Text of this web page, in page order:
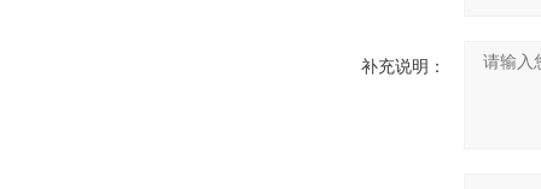
补充说明：